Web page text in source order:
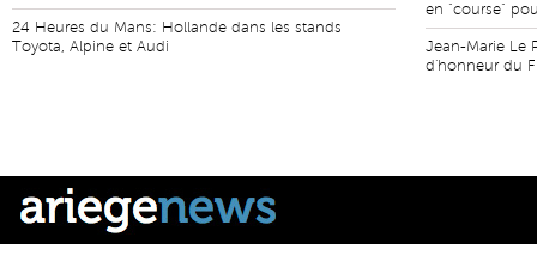
24 Heures du Mans: Hollande dans les stands
Toyota, Alpine et Audi
en "course"
Jean-Marie Le
d'honneur du